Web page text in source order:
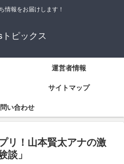
情報をお届けします！
ピックス
運営者情報
サイトマップ
い合わせ
リ！山本賢太アナの激
談」